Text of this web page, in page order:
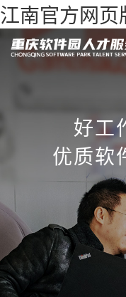
江南官方网页
好工
优质软